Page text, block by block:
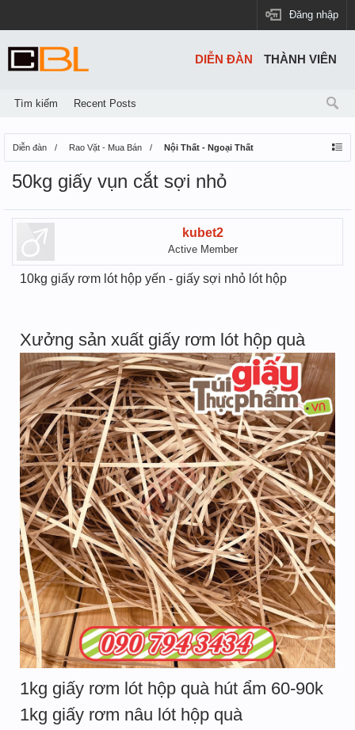
Đăng nhập
Diễn đàn Rao Vặt - Mua Bán Nội Thất - Ngoại Thất
50kg giấy vụn cắt sợi nhỏ
kubet2
Active Member
10kg giấy rơm lót hộp yến - giấy sợi nhỏ lót hộp
Xưởng sản xuất giấy rơm lót hộp quà
1kg giấy rơm lót hộp quà hút ẩm 60-90k
1kg giấy rơm nâu lót hộp quà
DIỄN ĐÀN
Tìm kiếm Recent Posts
THÀNH VIÊN